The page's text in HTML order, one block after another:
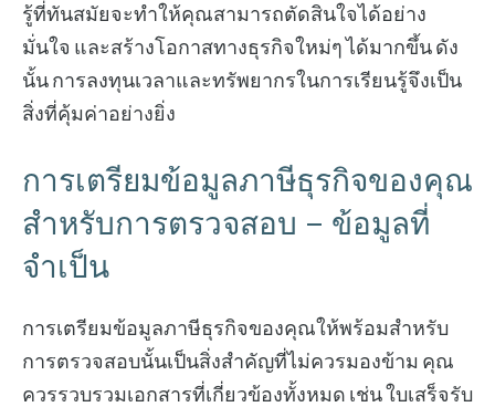
รู้ที่ทันสมัยจะทำให้คุณสามารถตัดสินใจได้อย่าง
มั่นใจ และสร้างโอกาสทางธุรกิจใหม่ๆ ได้มากขึ้น ดัง
นั้น การลงทุนเวลาและทรัพยากรในการเรียนรู้จึงเป็น
สิ่งที่คุ้มค่าอย่างยิ่ง
การเตรียมข้อมูลภาษีธุรกิจของคุณ
สำหรับการตรวจสอบ – ข้อมูลที่
จำเป็น
การเตรียมข้อมูลภาษีธุรกิจของคุณให้พร้อมสำหรับ
การตรวจสอบนั้นเป็นสิ่งสำคัญที่ไม่ควรมองข้าม คุณ
ควรรวบรวมเอกสารที่เกี่ยวข้องทั้งหมด เช่น ใบเสร็จรับ